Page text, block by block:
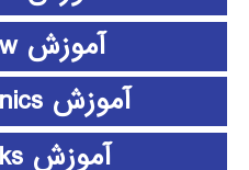
آموزش ShowFlow
آموزش SimElectronics
آموزش SolidWorks